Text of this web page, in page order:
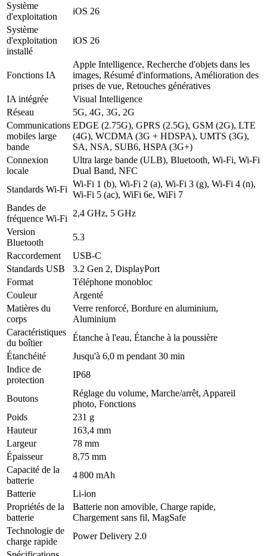
Système
d'exploitation
iOS 26
Système
d'exploitation
installé
iOS 26
Fonctions IA
Apple Intelligence, Recherche d'objets dans les
images, Résumé d'informations, Amélioration des
prises de vue, Retouches génératives
IA intégrée
Visual Intelligence
Réseau
5G, 4G, 3G, 2G
Communications
mobiles large
bande
EDGE (2.75G), GPRS (2.5G), GSM (2G), LTE
(4G), WCDMA (3G + HDSPA), UMTS (3G),
SA, NSA, SUB6, HSPA (3G+)
Connexion
locale
Ultra large bande (ULB), Bluetooth, Wi-Fi, Wi-Fi
Dual Band, NFC
Standards Wi-Fi
Wi-Fi 1 (b), Wi-Fi 2 (a), Wi-Fi 3 (g), Wi-Fi 4 (n),
Wi-Fi 5 (ac), WiFi 6e, WiFi 7
Bandes de
fréquence Wi-Fi
2,4 GHz, 5 GHz
Version
Bluetooth
5.3
Raccordement
USB-C
Standards USB
3.2 Gen 2, DisplayPort
Format
Téléphone monobloc
Couleur
Argenté
Matières du
corps
Verre renforcé, Bordure en aluminium,
Aluminium
Caractéristiques
du boîtier
Étanche à l'eau, Étanche à la poussière
Étanchéité
Jusqu'à 6,0 m pendant 30 min
Indice de
protection
IP68
Boutons
Réglage du volume, Marche/arrêt, Appareil
photo, Fonctions
Poids
231 g
Hauteur
163,4 mm
Largeur
78 mm
Épaisseur
8,75 mm
Capacité de la
batterie
4 800 mAh
Batterie
Li-ion
Propriétés de la
batterie
Batterie non amovible, Charge rapide,
Chargement sans fil, MagSafe
Technologie de
charge rapide
Power Delivery 2.0